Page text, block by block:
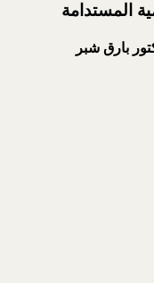
المستدامة
بارق شبر